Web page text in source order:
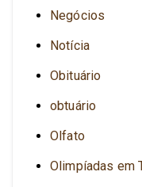
Negócios
Notícia
Obituário
obtuário
Olfato
Olimpíadas em